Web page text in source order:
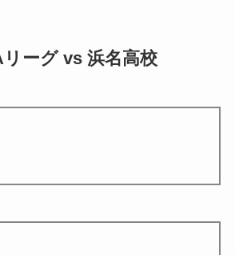
ーグ vs 浜名高校